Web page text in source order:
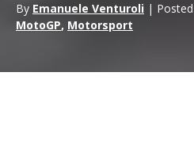
By Emanuele Venturoli | Posted
MotoGP, Motorsport